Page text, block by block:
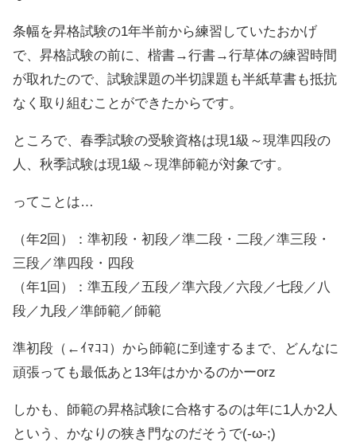
条幅を昇格試験の1年半前から練習していたおかげ
で、昇格試験の前に、楷書→行書→行草体の練習時間
が取れたので、試験課題の半切課題も半紙草書も抵抗
なく取り組むことができたからです。
ところで、春季試験の受験資格は現1級～現準四段の
人、秋季試験は現1級～現準師範が対象です。
ってことは…
（年2回）：準初段・初段／準二段・二段／準三段・
三段／準四段・四段
（年1回）：準五段／五段／準六段／六段／七段／八
段／九段／準師範／師範
準初段（←ｲﾏｺｺ）から師範に到達するまで、どんなに
頑張っても最低あと13年はかかるのかーorz
しかも、師範の昇格試験に合格するのは年に1人か2人
という、かなりの狭き門なのだそうで(-ω-;)